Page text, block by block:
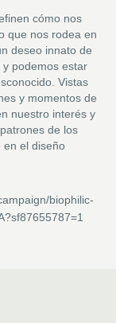
cómo nos
que nos rodea en
deseo innato de
podemos estar
Vistas
y momentos de
nuestro interés y
de los
en el diseño
biophilic-